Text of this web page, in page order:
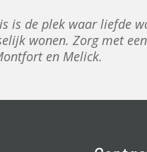
is de plek waar liefde
wonen. Zorg met
en Melick.